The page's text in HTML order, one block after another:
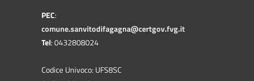
PEC:
comune.sanvitodifagagna@certgov.fvg.it
Tel: 0432808024
Codice Univoco: UFS8SC